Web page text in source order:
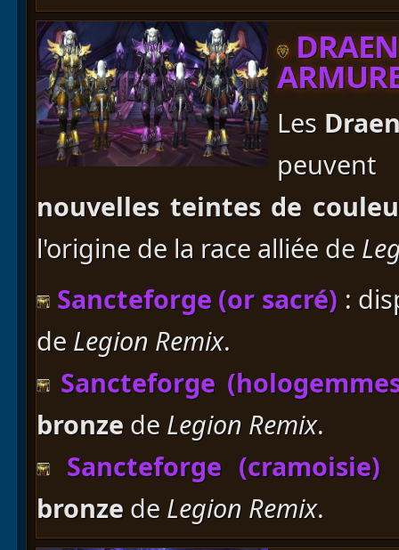
Les
nouvelles teintes de
l'origine de la race alliée de
Sancteforge (or sacré) :
de Legion Remix.
Sancteforge
bronze de Legion Remix.
Sancteforge (cramoisie)
bronze de Legion Remix.